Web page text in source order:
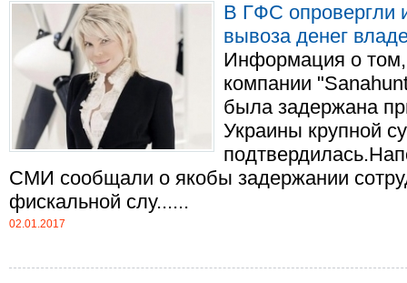
В ГФС опровергли
вывоза денег
Информация о том,
компании
была задержана
Украины крупной
СМИ сообщали о якобы задержании
фискальной слу......
02.01.2017